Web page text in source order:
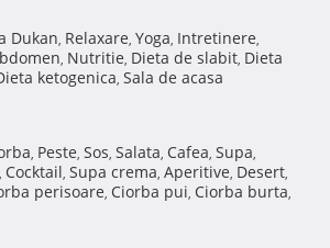
Dukan, Relaxare, Yoga, Intretinere,
, Nutritie, Dieta de slabit, Dieta
ketogenica, Sala de acasa
, Peste, Sos, Salata, Cafea, Supa,
, Cocktail, Supa crema, Aperitive, Desert,
perisoare, Ciorba pui, Ciorba burta,